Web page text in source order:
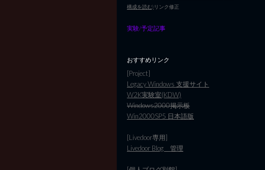
構成を読む) リンク修正
実験/予定記事
おすすめリンク
[Project]
Legacy Windows 支援サイト
W2K実験室(KDW)
Windows2000掲示板
Win2000SP5 日本語版
[Livedoor専用]
Livedoor Blog 管理